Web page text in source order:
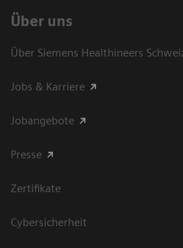
Über uns
Über Siemens Healthineers
Jobs & Karriere
Jobangebote
Presse
Zertifikate
Cybersicherheit